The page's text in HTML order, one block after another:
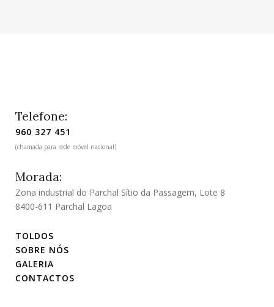
Telefone:
960 327 451
(chamada para rede móvel nacional)
Morada:
Zona industrial do Parchal Sítio da Passagem, Lote 8
8400-611 Parchal Lagoa
TOLDOS
SOBRE NÓS
GALERIA
CONTACTOS